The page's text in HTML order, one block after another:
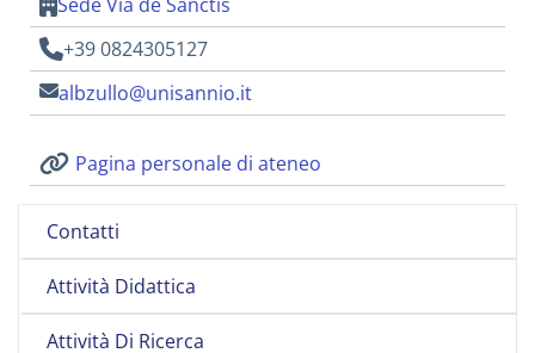
Contatti
Attività Didattica
Attività Di Ricerca
+39 0824305127
albzullo@unisannio.it
Pagina personale di ateneo